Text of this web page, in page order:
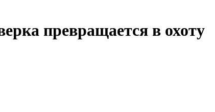
превращается в охоту